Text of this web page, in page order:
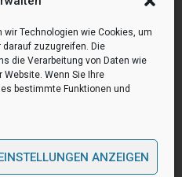
Technologien wie Cookies, um
darauf zuzugreifen. Die
die Verarbeitung von Daten wie
Website. Wenn Sie Ihre
bestimmte Funktionen und
ANZEIGEN
der Sackentleerung